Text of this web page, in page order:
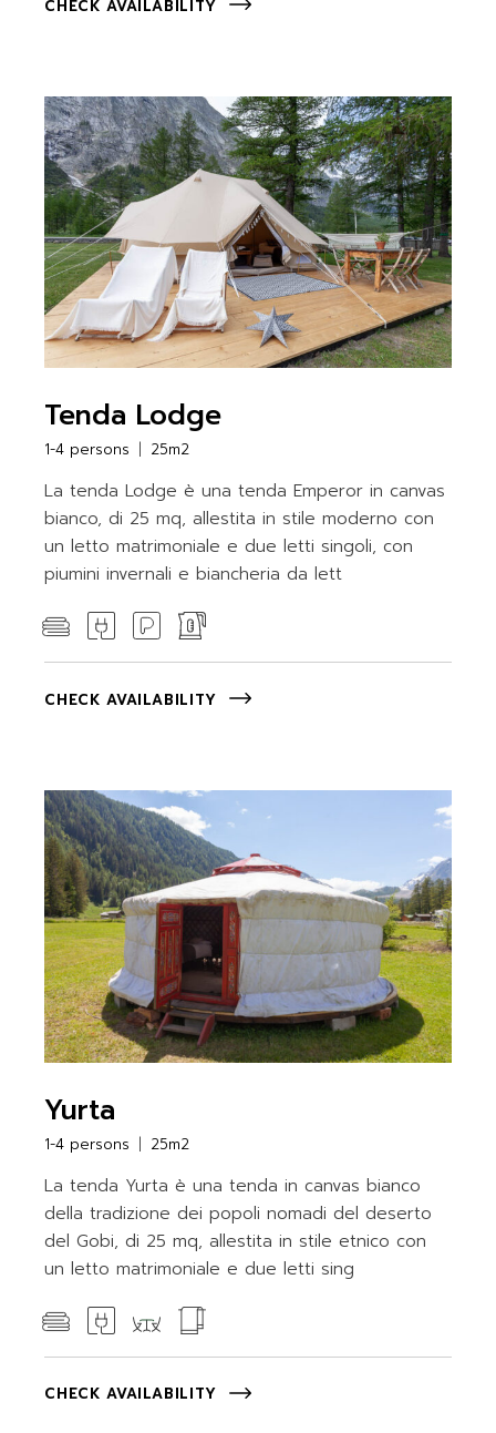
CHECK AVAILABILITY
Tenda Lodge
1-4 persons 25m2
La tenda Lodge è una tenda Emperor in canvas
bianco, di 25 mq, allestita in stile moderno con
un letto matrimoniale e due letti singoli, con
piumini invernali e biancheria da lett
CHECK AVAILABILITY
Yurta
1-4 persons 25m2
La tenda Yurta è una tenda in canvas bianco
della tradizione dei popoli nomadi del deserto
del Gobi, di 25 mq, allestita in stile etnico con
un letto matrimoniale e due letti sing
CHECK AVAILABILITY